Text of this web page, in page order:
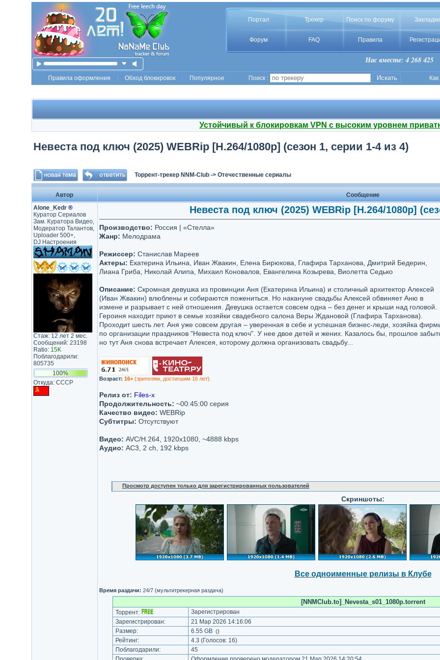
Портал Трекер Поиск по форуму Закладки
Форум FAQ Правила
Нас вместе: 4 268 425
Правила оформления Обход блокировок Популярное Поиск :
Устойчивый к блокировкам VPN с высоким уровнем
Невеста под ключ (2025) WEBRip [H.264/1080p] (сезон 1, серии 1-4 из 4)
Торрент-трекер NNM-Club-> Отечественные сериалы
Автор
Сообщение
Alone_Kedr ®
Куратор Сериалов
Зам. Куратора Видео,
Модератор Талантов,
Uploader 500+,
DJ Настроения
Стаж: 12 лет 2 мес.
Сообщений: 23198
Ratio: 15K
Поблагодарили:
805735
100%
Откуда: CCCP
Невеста под ключ (2025) WEBRip [H.264/1080p]
Производство: Россия | «Стелла»
Жанр: Мелодрама
Режиссер: Станислав Мареев
Актеры: Екатерина Ильина, Иван Жвакин, Елена Бирюкова, Глафира Тарханова, Дмитрий Бедерин,
Лиана Гриба, Николай Алипа, Михаил Коновалов, Евангелина Козырева, Виолетта Седько
Описание: Скромная девушка из провинции Аня (Екатерина Ильина) и столичный архитектор Алексей
(Иван Жвакин) влюблены и собираются пожениться. Но накануне свадьбы Алексей обвиняет Аню в
измене и разрывает с ней отношения. Девушка остается совсем одна – без денег и крыши над головой.
Героиня находит приют в семье хозяйки свадебного салона Веры Ждановой (Глафира Тарханова).
Проходит шесть лет. Аня уже совсем другая – уверенная в себе и успешная бизнес-леди, хозяйка
по организации праздников "Невеста под ключ". У нее двое детей и жених. Казалось бы, прошлое
но тут Аня снова встречает Алексея, которому должна организовать свадьбу...
Возраст: 16+(зрителям, достигшим 16 лет)
Релиз от: Files-x
Продолжительность: ~00:45:00 серия
Качество видео: WEBRip
Субтитры: Отсутствуют
Видео: AVC/H.264, 1920x1080, ~4888 kbps
Аудио: AC3, 2 ch, 192 kbps
Просмотр доступен только для зарегистрированных пользователей
Скриншоты:
Все одноименные релизы в Клубе
Время раздачи: 24/7 (мультитрекерная раздача)
[NNMClub.to]_Nevesta_s01_1080p.torrent
Торрент:
Зарегистрирован
Зарегистрирован:
21 Мар 2026 14:16:06
Размер:
6.55 GB ()
Рейтинг: 4.3 (Голосов: 16)
Поблагодарили:
45